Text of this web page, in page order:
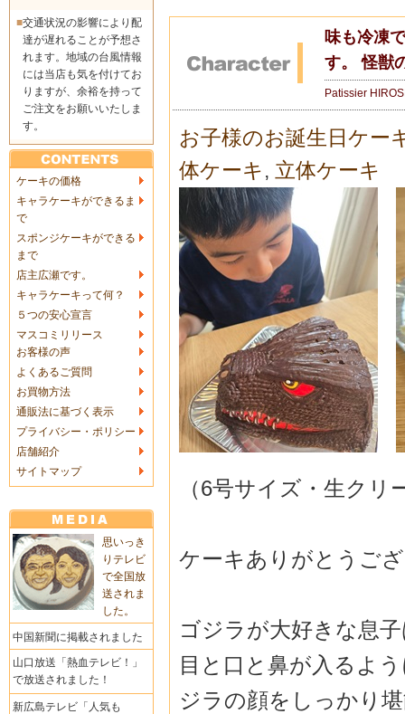
■交通状況の影響により配
達が遅れることが予想さ
れます。地域の台風情報
には当店も気を付けてお
りますが、余裕を持って
ご注文をお願いいたしま
す。
ケーキの価格
キャラケーキができるま
で
スポンジケーキができる
まで
店主広瀬です。
キャラケーキって何？
５つの安心宣言
マスコミリリース
お客様の声
よくあるご質問
お買物方法
通販法に基づく表示
プライバシー・ポリシー
店舗紹介
サイトマップ
思いっき
りテレビ
で全国放
送されま
した。
中国新聞に掲載されました
山口放送「熱血テレビ！」
で放送されました！
新広島テレビ「人気も
味も冷凍
す。 怪獣
Patissier
お子様のお誕生日ケー
体ケーキ , 立体ケーキ
（6号サイズ・生クリ
ケーキありがとうご
ゴジラが大好きな息
目と口と鼻が入るよ
ジラの顔をしっかり